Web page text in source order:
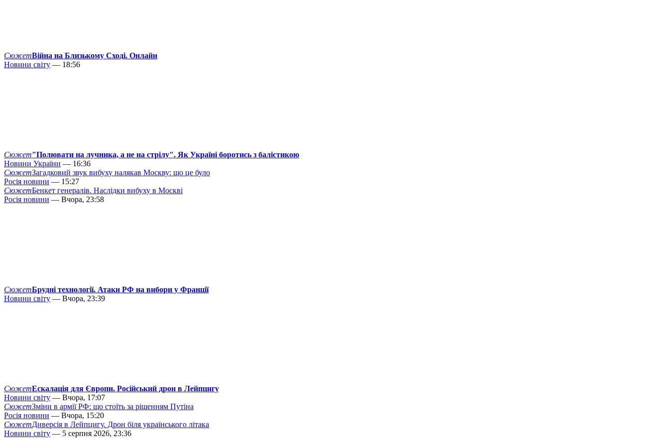
СюжетВійна на Близькому Сході. Онлайн
Новини світу — 18:56
Сюжет"Полювати на лучника, а не на стрілу". Як Україні боротись з балістикою
Новини України — 16:36
СюжетЗагадковий звук вибуху налякав Москву: що це було
Росія новини — 15:27
СюжетБенкет генералів. Наслідки вибуху в Москві
Росія новини — Вчора, 23:58
СюжетБрудні технології. Атаки РФ на вибори у Франції
Новини світу — Вчора, 23:39
СюжетЕскалація для Європи. Російський дрон в Лейпцигу
Новини світу — Вчора, 17:07
СюжетЗміни в армії РФ: що стоїть за рішенням Путіна
Росія новини — Вчора, 15:20
СюжетДиверсія в Лейпцигу. Дрон біля українського літака
Новини світу — 5 серпня 2026, 23:36